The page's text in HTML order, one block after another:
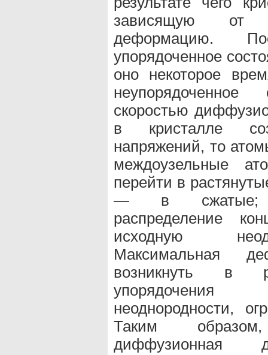
зависящую от
деформацию.
упорядоченное
оно некоторое
скоростью
в кристалле
напряжений, то
междоузельные
перейти в
— в сжатые;
распределение
исходную
Максимальная
возникнуть в
упорядочения
неоднородности,
Таким
диффузионная